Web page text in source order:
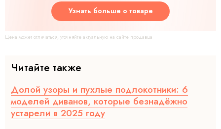
Узнать больше о товаре
Цена может отличаться, уточняйте актуальную на сайте продавца
Читайте также
Долой узоры и пухлые подлокотники: 6
моделей диванов, которые безнадёжно
устарели в 2025 году